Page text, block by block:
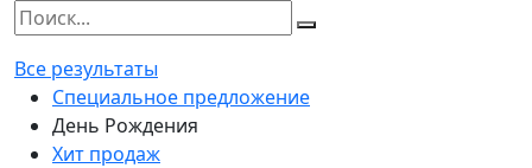
Все результаты
Специальное предложение
День Рождения
Хит продаж